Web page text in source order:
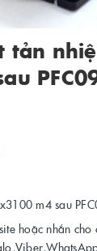
tản
m4 sau
hoặc nhắn cho